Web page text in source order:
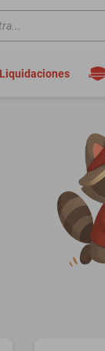
Liquidaciones